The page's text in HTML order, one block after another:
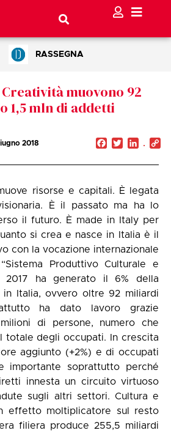
RASSEGNA
muovono 92
1,5 mln di addetti
2018 Facebook
Twitter
risorse e capitali. È legata
È il passato ma ha lo
il futuro. È made in Italy per
si crea e nasce in Italia è il
con la vocazione internazionale
Produttivo Culturale e
2017 ha generato il 6% della
in Italia, ovvero oltre 92 miliardi
ha dato lavoro grazie
di persone, numero che
totale degli occupati. In crescita
aggiunto (+2%) e di occupati
importante soprattutto perché
innesta un circuito virtuoso
sugli altri settori. Cultura e
effetto moltiplicatore sul resto
filiera produce 255,5 miliardi